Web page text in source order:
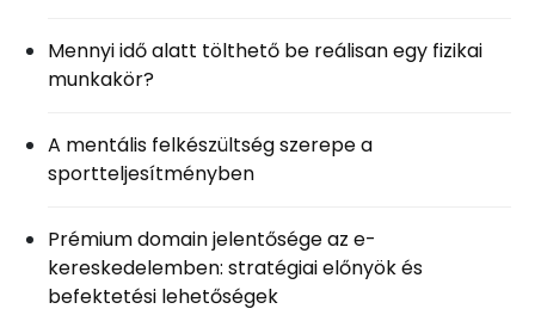
Mennyi idő alatt tölthető be reálisan egy fizikai
munkakör?
A mentális felkészültség szerepe a
sportteljesítményben
Prémium domain jelentősége az e-
kereskedelemben: stratégiai előnyök és
befektetési lehetőségek